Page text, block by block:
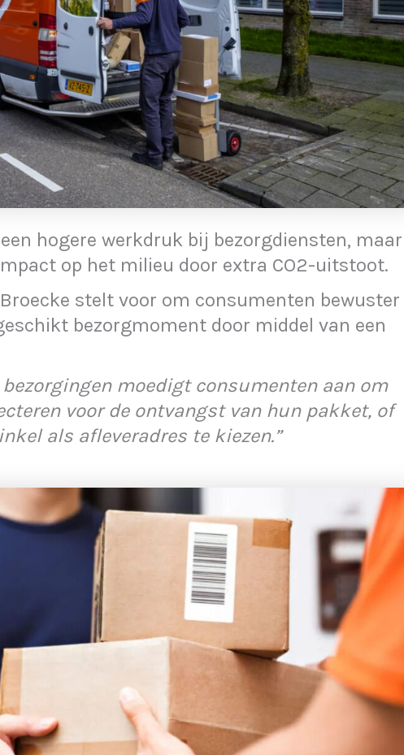
hogere werkdruk bij bezorgdiensten, maar
op het milieu door extra CO2-uitstoot.
stelt voor om consumenten bewuster
bezorgmoment door middel van een
bezorgingen moedigt consumenten aan om
voor de ontvangst van hun pakket, of
als afleveradres te kiezen.”